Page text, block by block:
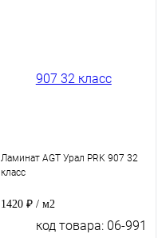
Ламинат AGT Урал PRK 907 32
класс
1420 ₽ / м2
код товара: 06-991